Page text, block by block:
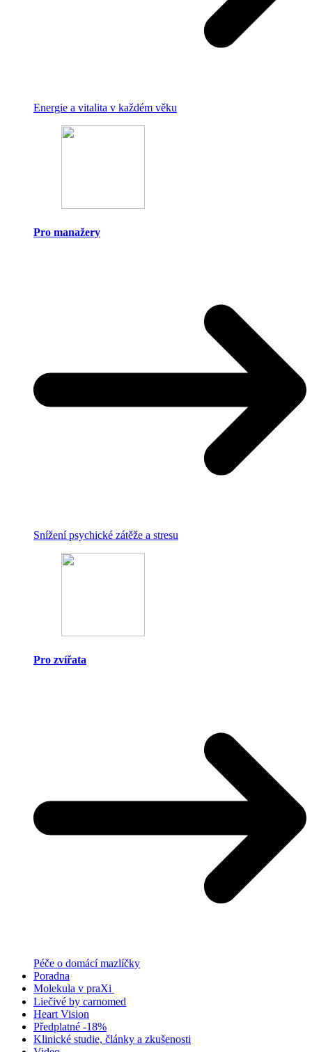
Energie a vitalita v každém věku
Pro manažery
Snížení psychické zátěže a stresu
Pro zvířata
Péče o domácí mazlíčky
Poradna
Molekula v praXi
Liečivé by carnomed
Heart Vision
Předplatné -18%
Klinické studie, články a zkušenosti